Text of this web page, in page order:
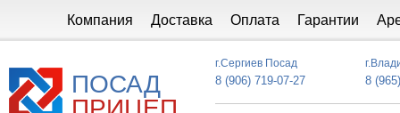
Компания Доставка Оплата Гарантии
ПОСАД
г.Сергиев Посад
8 (906) 719-07-27 8